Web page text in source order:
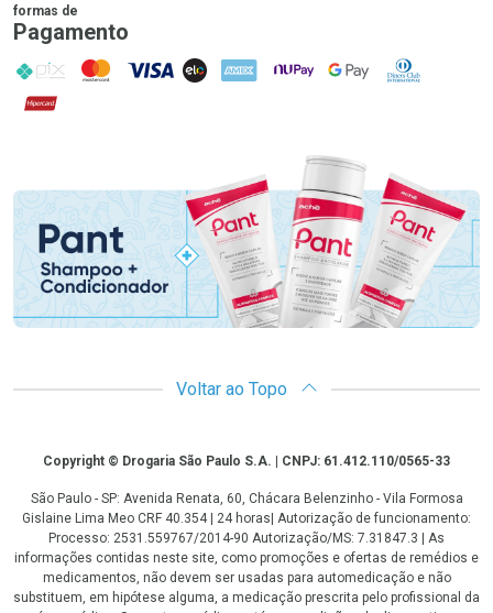
formas de
Pagamento
PIX MasterCard
VISA ELO AMEX NuPay Google PayDiners Club
Hipercard
Promoção em Destaque
Voltar ao Topo
CopyrightCopyright © Drogaria São Paulo S.A. | CNPJ: 61.412.110/0565-33
São Paulo - SP: Avenida Renata, 60, Chácara Belenzinho - Vila Formosa
Gislaine Lima Meo CRF 40.354 | 24 horas| Autorização de funcionamento:
Processo: 2531.559767/2014-90 Autorização/MS: 7.31847.3 | As
informações contidas neste site, como promoções e ofertas de remédios e
medicamentos, não devem ser usadas para automedicação e não
substituem, em hipótese alguma, a medicação prescrita pelo profissional da